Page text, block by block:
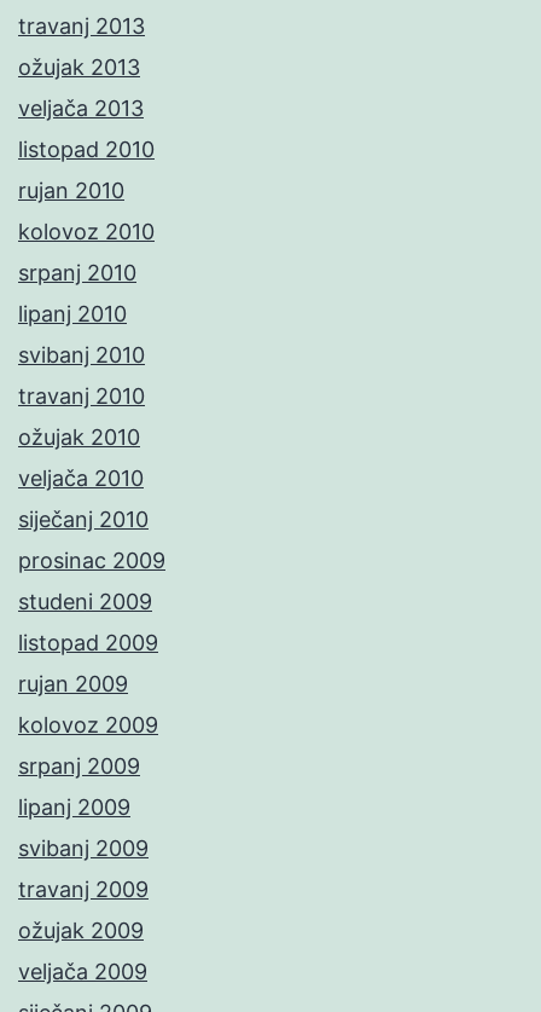
travanj 2013
ožujak 2013
veljača 2013
listopad 2010
rujan 2010
kolovoz 2010
srpanj 2010
lipanj 2010
svibanj 2010
travanj 2010
ožujak 2010
veljača 2010
siječanj 2010
prosinac 2009
studeni 2009
listopad 2009
rujan 2009
kolovoz 2009
srpanj 2009
lipanj 2009
svibanj 2009
travanj 2009
ožujak 2009
veljača 2009